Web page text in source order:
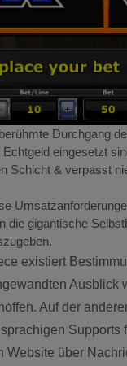
Durchgang
eingesetzt
Schicht & verpasst
die gigantische
existiert
Ausblick
Auf der
Supports
über